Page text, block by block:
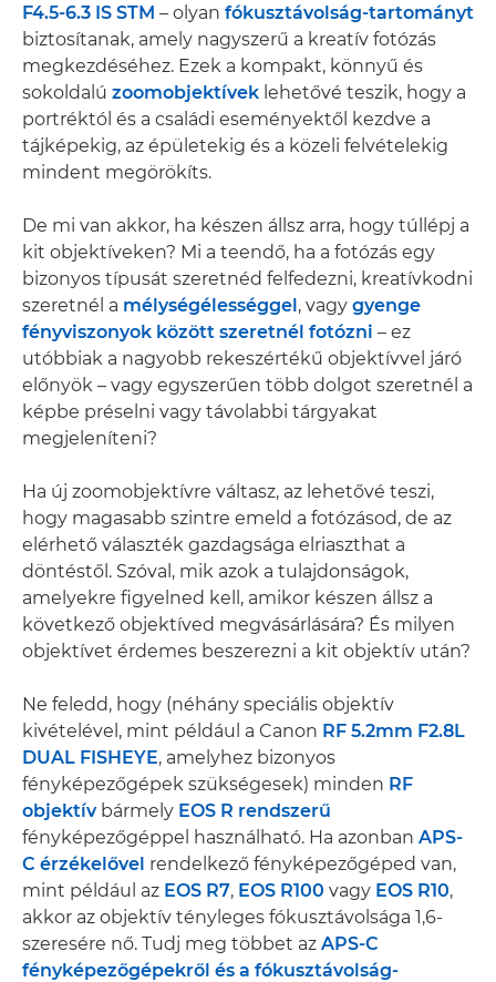
F4.5-6.3 IS STM – olyan fókusztávolság-tartományt
biztosítanak, amely nagyszerű a kreatív fotózás
megkezdéséhez. Ezek a kompakt, könnyű és
sokoldalú zoomobjektívek lehetővé teszik, hogy a
portréktól és a családi eseményektől kezdve a
tájképekig, az épületekig és a közeli felvételekig
mindent megörökíts.
De mi van akkor, ha készen állsz arra, hogy túllépj a
kit objektíveken? Mi a teendő, ha a fotózás egy
bizonyos típusát szeretnéd felfedezni, kreatívkodni
szeretnél a mélységélességgel, vagy gyenge
fényviszonyok között szeretnél fotózni – ez
utóbbiak a nagyobb rekeszértékű objektívvel járó
előnyök – vagy egyszerűen több dolgot szeretnél a
képbe préselni vagy távolabbi tárgyakat
megjeleníteni?
Ha új zoomobjektívre váltasz, az lehetővé teszi,
hogy magasabb szintre emeld a fotózásod, de az
elérhető választék gazdagsága elriaszthat a
döntéstől. Szóval, mik azok a tulajdonságok,
amelyekre figyelned kell, amikor készen állsz a
következő objektíved megvásárlására? És milyen
objektívet érdemes beszerezni a kit objektív után?
Ne feledd, hogy (néhány speciális objektív
kivételével, mint például a Canon RF 5.2mm F2.8L
DUAL FISHEYE, amelyhez bizonyos
fényképezőgépek szükségesek) minden RF
objektívbármely EOS R rendszerű
fényképezőgéppel használható. Ha azonban APS-
C érzékelővel rendelkező fényképezőgéped van,
mint például az EOS R7, EOS R100 vagy EOS R10,
akkor az objektív tényleges fókusztávolsága 1,6-
szeresére nő. Tudj meg többet az APS-C
fényképezőgépekről és a fókusztávolság-